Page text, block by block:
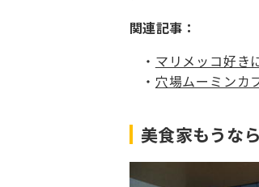
関連記事：
マリメッコ好き
穴場ムーミンカ
美食家もうな